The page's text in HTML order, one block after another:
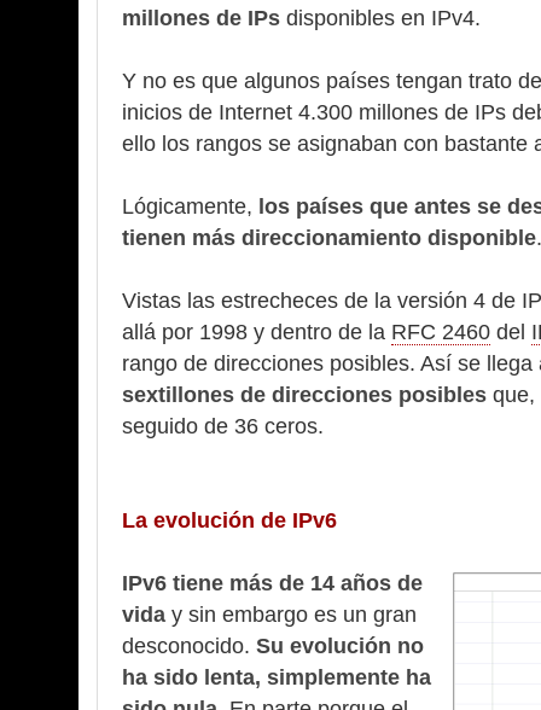
millones de IPs disponibles en IPv4.
Y no es que algunos países tengan trato
inicios de Internet 4.300 millones de IPs
ello los rangos se asignaban con bastante
Lógicamente, los países que antes se
tienen más direccionamiento disponible.
Vistas las estrecheces de la versión 4 de
allá por 1998 y dentro de la RFC 2460 del
rango de direcciones posibles. Así se
sextillones de direcciones posibles que,
seguido de 36 ceros.
La evolución de IPv6
IPv6 tiene más de 14 años de
vida y sin embargo es un gran
desconocido. Su evolución no
ha sido lenta, simplemente ha